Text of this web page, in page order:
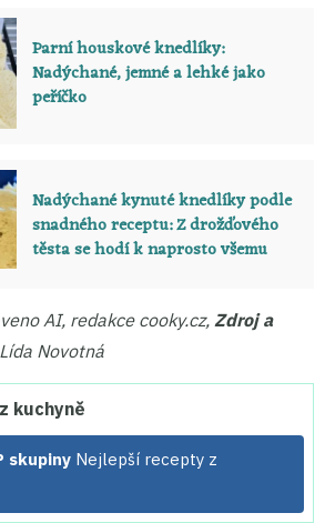
Parní houskové knedlíky:
Nadýchané, jemné a lehké jako
peříčko
Nadýchané kynuté knedlíky podle
snadného receptu: Z drožďového
těsta se hodí k naprosto všemu
AI, redakce cooky.cz, Zdroj a
Novotná
kuchyně
skupiny Nejlepší recepty z